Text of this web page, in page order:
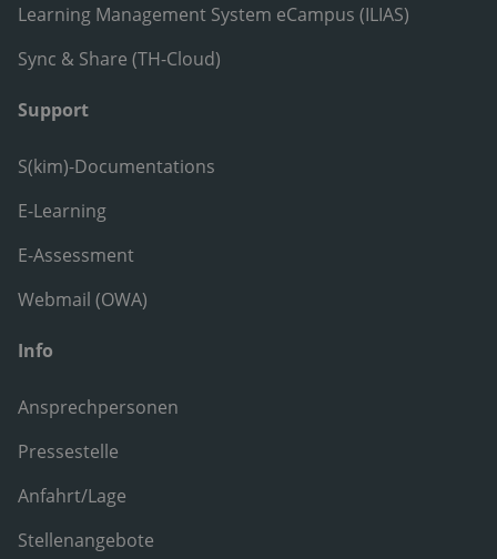
Learning Management System eCampus (ILIAS)
Sync & Share (TH-Cloud)
Support
S(kim)-Documentations
E-Learning
E-Assessment
Webmail (OWA)
Info
Ansprechpersonen
Pressestelle
Anfahrt/Lage
Stellenangebote